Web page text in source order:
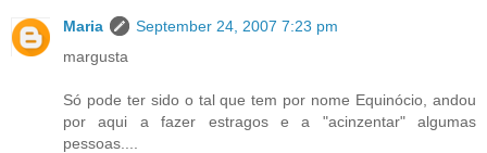
Maria
September 24, 2007 7:23 pm
margusta
Só pode ter sido o tal que tem por nome Equinócio, andou
por aqui a fazer estragos e a "acinzentar" algumas
pessoas....